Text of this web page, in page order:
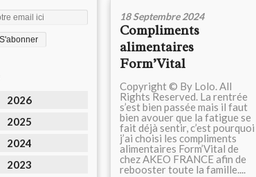
2026
2025
2024
2023
18 Septembre 2024
Compliments
alimentaires
Form’Vital
Copyright © By Lolo. All
Rights Reserved. La rentrée
s’est bien passée mais il faut
bien avouer que la fatigue se
fait déjà sentir, c’est pourquoi
j’ai choisi les compliments
alimentaires Form’Vital de
chez AKEO FRANCE afin de
rebooster toute la famille....